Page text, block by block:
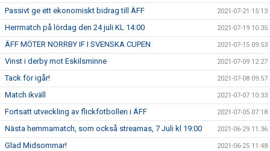
Passivt ge ett ekonomiskt bidrag till ÄFF 2021-07-21 15:13
Herrmatch på lördag den 24 juli KL 14:00 2021-07-19 10:35
ÄFF MÖTER NORRBY IF I SVENSKA CUPEN 2021-07-15 09:53
Vinst i derby mot Eskilsminne 2021-07-09 12:27
Tack för igår! 2021-07-08 09:57
Match ikväll 2021-07-07 10:33
Fortsatt utveckling av flickfotbollen i ÄFF 2021-07-05 07:18
Nästa hemmamatch, som också streamas, 7 Juli kl 19:00 2021-06-29 11:36
Glad Midsommar! 2021-06-25 11:48